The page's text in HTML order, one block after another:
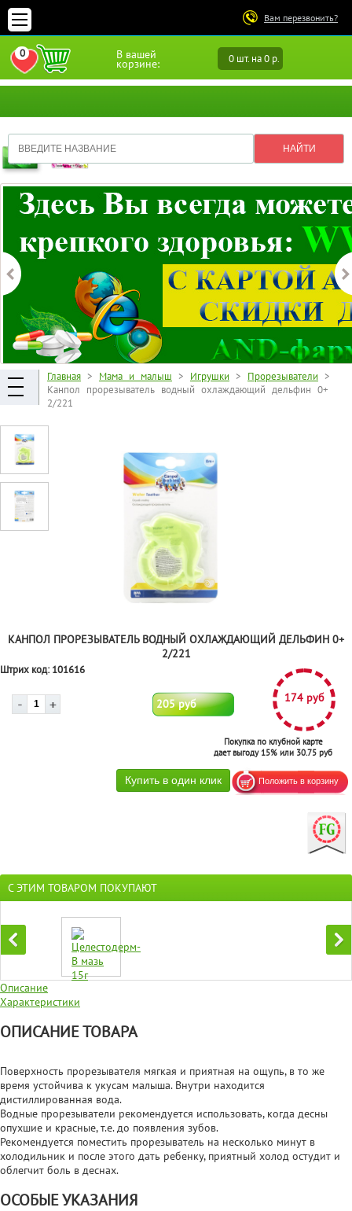
Вам перезвонить?
В вашей
корзине: 0 шт. на 0 р.
0
ПЕРЕЙТИ В ИЗБРАННОЕ
Главная > Мама и малыш > Игрушки > Прорезыватели >
Канпол прорезыватель водный охлаждающий дельфин 0+
2/221
КАНПОЛ ПРОРЕЗЫВАТЕЛЬ ВОДНЫЙ ОХЛАЖДАЮЩИЙ ДЕЛЬФИН 0+
2/221
Штрих код:101616
205 руб 174 руб
Покупка по клубной карте
дает выгоду 15% или 30.75 руб
С ЭТИМ ТОВАРОМ ПОКУПАЮТ
Описание
Характеристики
ОПИСАНИЕ ТОВАРА
Поверхность прорезывателя мягкая и приятная на ощупь, в то же
время устойчива к укусам малыша. Внутри находится
дистиллированная вода.
Водные прорезыватели рекомендуется использовать, когда десны
опухшие и красные, т.е. до появления зубов.
Рекомендуется поместить прорезыватель на несколько минут в
холодильник и после этого дать ребенку, приятный холод остудит и
облегчит боль в деснах.
ОСОБЫЕ УКАЗАНИЯ